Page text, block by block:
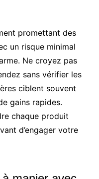
promettant des
un risque minimal
Ne croyez pas
sans vérifier les
ciblent souvent
gains rapides.
chaque produit
d’engager votre